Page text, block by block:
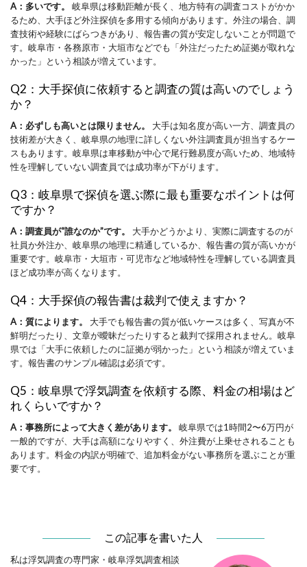
A：多いです。
岐阜県は移動距離が長く、地方特有の調査コストがかか
るため、大手ほど外注探偵を多用する傾向があります。外注の場合、調
査技術や経験にばらつきがあり、報告書の質が安定しないことが問題で
す。岐阜市・各務原市・大垣市などでも「外注だったため証拠が取れな
かった」という相談が増えています。
Q2：大手探偵に依頼すると調査の質は高いのでしょう
か？
A：必ずしも高いとは限りません。
大手は知名度が高い一方、調査員の
技術差が大きく、岐阜県の地理に詳しくない外注調査員が担当するケー
スもあります。岐阜県は車移動が中心で尾行難易度が高いため、地域特
性を理解していない調査員では成功率が下がります。
Q3：岐阜県で探偵を選ぶ際に最も重要なポイントは何
ですか？
A：調査員が“誰なのか”です。
大手かどうかより、実際に調査するのが
社員か外注か、岐阜県の地理に精通しているか、報告書の質が高いかが
重要です。岐阜市・大垣市・可児市など地域特性を理解している調査員
ほど成功率が高くなります。
Q4：大手探偵の報告書は裁判で使えますか？
A：質によります。
大手でも報告書の質が低いケースは多く、写真が不
鮮明だったり、文章が曖昧だったりすると裁判で採用されません。岐阜
県では「大手に依頼したのに証拠が弱かった」という相談が増えていま
す。報告書のサンプル確認は必須です。
Q5：岐阜県で浮気調査を依頼する際、料金の相場はど
れくらいですか？
A：事務所によって大きく差があります。
岐阜県では1時間2〜6万円が
一般的ですが、大手は高額になりやすく、外注費が上乗せされることも
あります。料金の内訳が明確で、追加料金がない事務所を選ぶことが重
要です。
この記事を書いた人
私は浮気調査の専門家・岐阜浮気調査相談